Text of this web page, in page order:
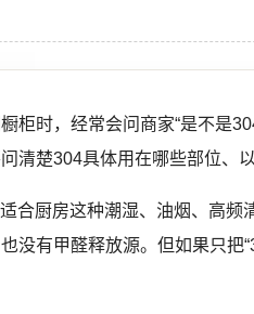
柜时，经常会问商家“是不是
清楚304具体用在哪些部位、
合厨房这种潮湿、油烟、高
没有甲醛释放源。但如果只把